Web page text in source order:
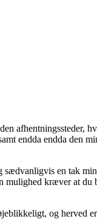
afhentningssteder,
endda endda den
sædvanligvis en tak
mulighed kræver at du
og herved